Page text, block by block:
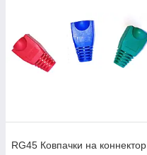
RG45 Ковпачки на коннектор